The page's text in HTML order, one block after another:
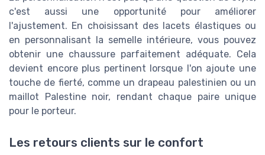
c'est aussi une opportunité pour améliorer
l'ajustement. En choisissant des lacets élastiques ou
en personnalisant la semelle intérieure, vous pouvez
obtenir une chaussure parfaitement adéquate. Cela
devient encore plus pertinent lorsque l'on ajoute une
touche de fierté, comme un drapeau palestinien ou un
maillot Palestine noir, rendant chaque paire unique
pour le porteur.
Les retours clients sur le confort